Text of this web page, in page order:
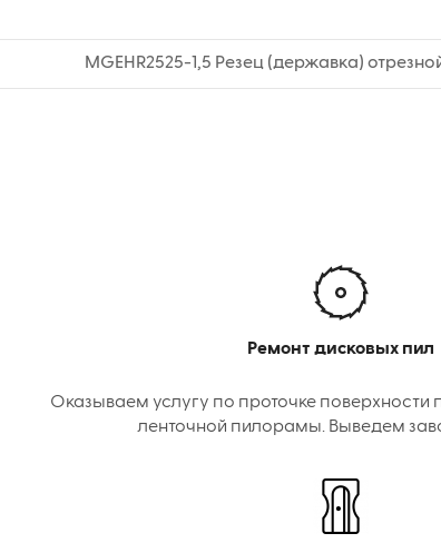
MGEHR2525-1,5 Резец (державка)
Ремонт дисковых пил
Оказываем услугу по проточке поверхности
ленточной пилорамы. Выведем